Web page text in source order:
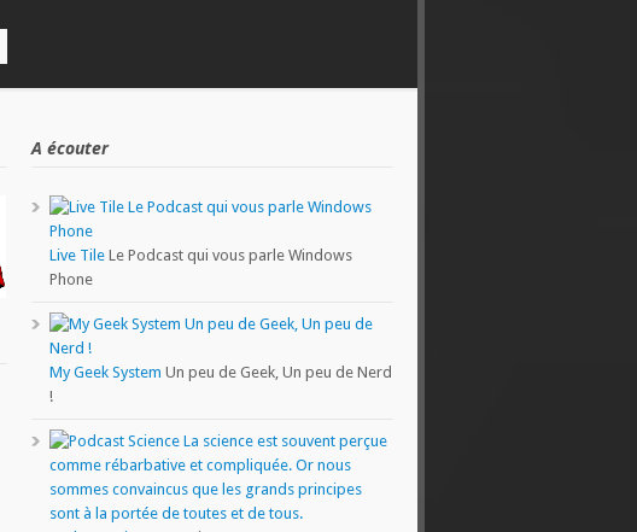
A écouter
Live TileLe Podcast qui vous parle Windows
Phone
My Geek System Un peu de Geek, Un peu de Nerd
!